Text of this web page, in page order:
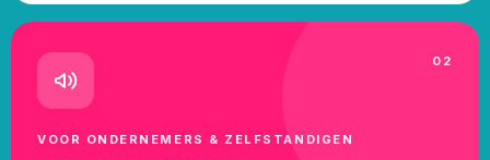
02
VOOR ONDERNEMERS & ZELFSTANDIGEN